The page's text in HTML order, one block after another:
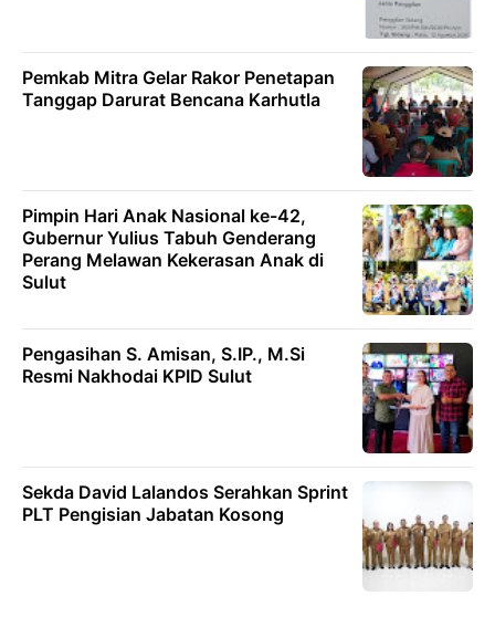
Pemkab Mitra Gelar Rakor Penetapan
Tanggap Darurat Bencana Karhutla
Pimpin Hari Anak Nasional ke-42,
Gubernur Yulius Tabuh Genderang
Perang Melawan Kekerasan Anak di
Sulut
Pengasihan S. Amisan, S.IP., M.Si
Resmi Nakhodai KPID Sulut
Sekda David Lalandos Serahkan Sprint
PLT Pengisian Jabatan Kosong